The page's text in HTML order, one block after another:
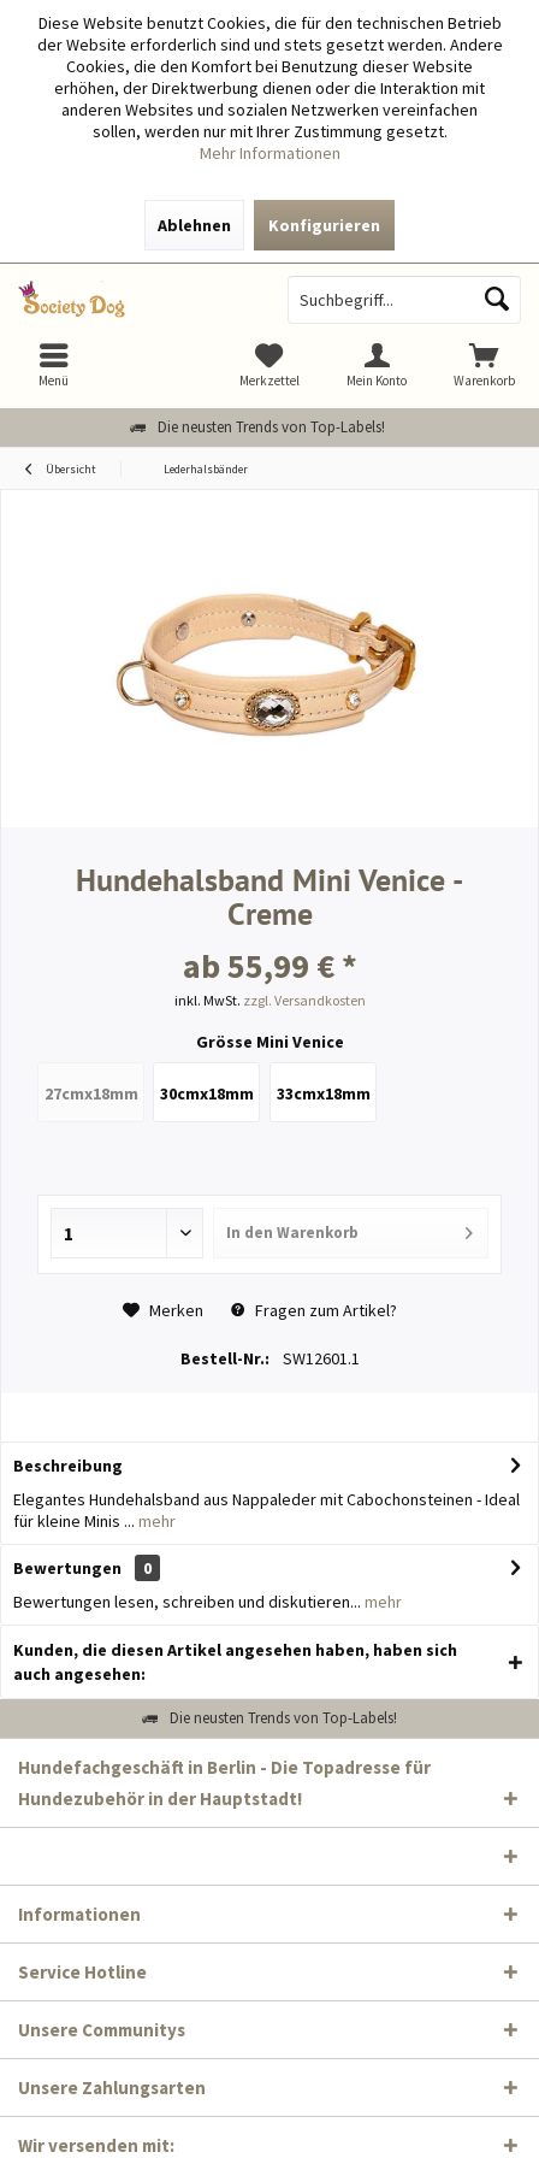
Diese Website benutzt Cookies, die für den technischen Betrieb
der Website erforderlich sind und stets gesetzt werden. Andere
Cookies, die den Komfort bei Benutzung dieser Website
erhöhen, der Direktwerbung dienen oder die Interaktion mit
anderen Websites und sozialen Netzwerken vereinfachen
sollen, werden nur mit Ihrer Zustimmung gesetzt.
Mehr Informationen
Ablehnen Konfigurieren
Die neusten Trends von Top-Labels!
Warenkorb
Merkzettel Mein Konto
Menü
Übersicht Lederhalsbänder
Hundehalsband Mini Venice -
Creme
ab 55,99 € *
inkl. MwSt. zzgl. Versandkosten
Grösse Mini Venice
27cmx18mm 30cmx18mm 33cmx18mm
In den Warenkorb
Merken Fragen zum Artikel?
Bestell-Nr.: SW12601.1
Beschreibung
Elegantes Hundehalsband aus Nappaleder mit Cabochonsteinen - Ideal
für kleine Minis ... mehr
Bewertungen
0
Bewertungen lesen, schreiben und diskutieren... mehr
Kunden, die diesen Artikel angesehen haben, haben sich
auch angesehen:
Die neusten Trends von Top-Labels!
Hundefachgeschäft in Berlin - Die Topadresse für
Hundezubehör in der Hauptstadt!
Informationen
Service Hotline
Unsere Communitys
Unsere Zahlungsarten
Wir versenden mit: